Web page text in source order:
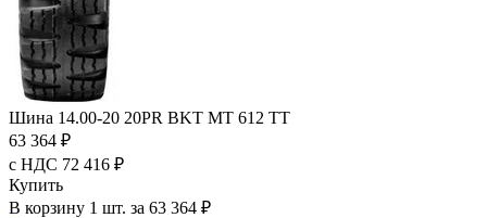
Шина 14.00-20 20PR BKT MT 612 TT
63 364 ₽
с НДС 72 416 ₽
Купить
В корзину 1 шт. за 63 364 ₽